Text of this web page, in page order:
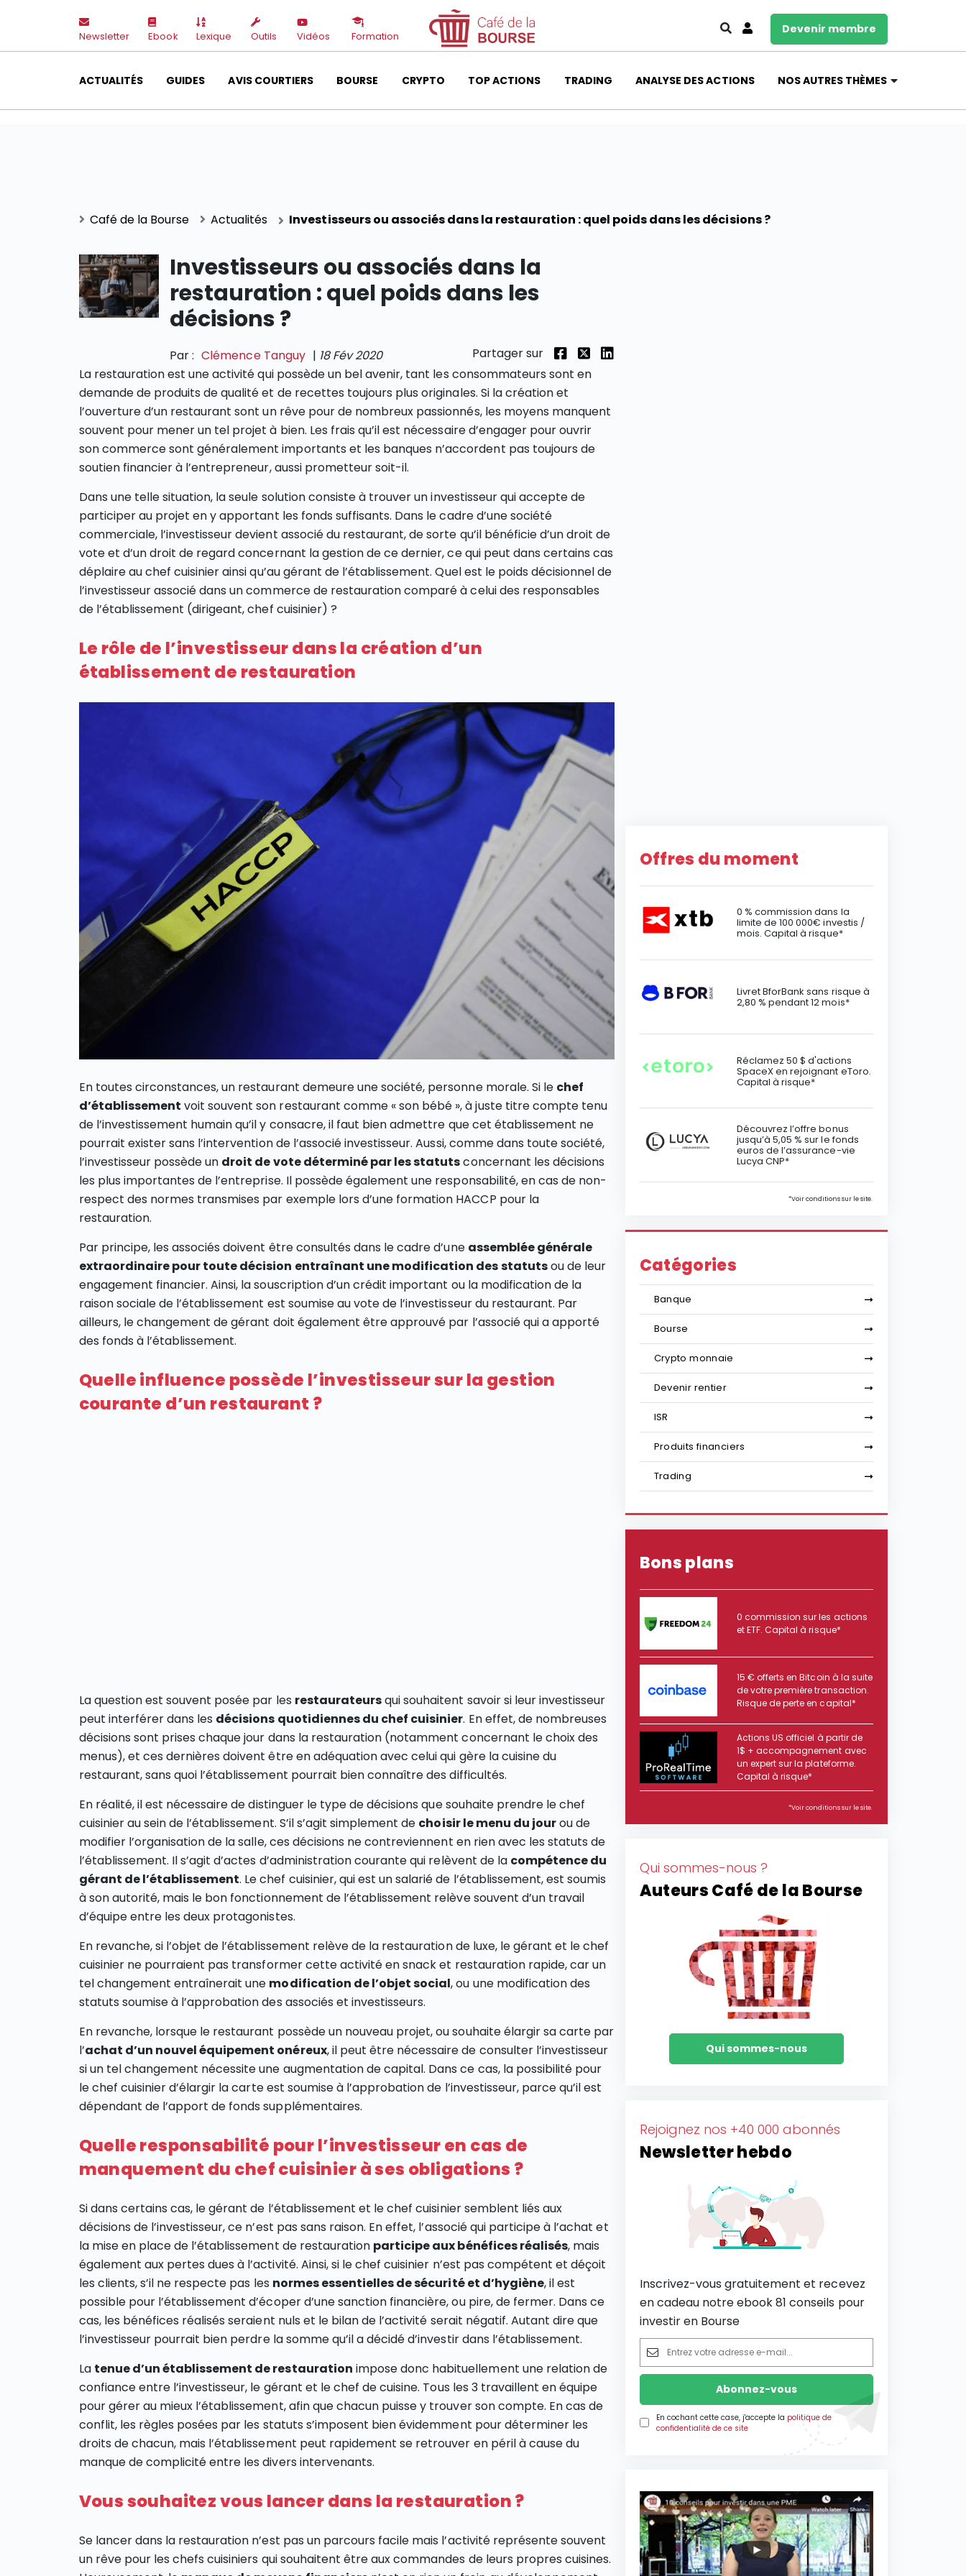
Newsletter Ebook Lexique Outils Vidéos Formation
Devenir membre
ACTUALITÉS GUIDES AVIS COURTIERS BOURSE CRYPTO TOP ACTIONS TRADING ANALYSE DES ACTIONS NOS AUTRES THÈMES
Café de la Bourse Actualités Investisseurs ou associés dans la restauration : quel poids dans les décisions ?
Investisseurs ou associés dans la
restauration : quel poids dans les
décisions ?
Par : Clémence Tanguy | 18 Fév 2020
Partager sur
La restauration est une activité qui possède un bel avenir, tant les consommateurs sont en
demande de produits de qualité et de recettes toujours plus originales. Si la création et
l’ouverture d’un restaurant sont un rêve pour de nombreux passionnés, les moyens manquent
souvent pour mener un tel projet à bien. Les frais qu’il est nécessaire d’engager pour ouvrir
son commerce sont généralement importants et les banques n’accordent pas toujours de
soutien financier à l’entrepreneur, aussi prometteur soit-il.
Dans une telle situation, la seule solution consiste à trouver un investisseur qui accepte de
participer au projet en y apportant les fonds suffisants. Dans le cadre d’une société
commerciale, l’investisseur devient associé du restaurant, de sorte qu’il bénéficie d’un droit de
vote et d’un droit de regard concernant la gestion de ce dernier, ce qui peut dans certains cas
déplaire au chef cuisinier ainsi qu’au gérant de l’établissement. Quel est le poids décisionnel de
l’investisseur associé dans un commerce de restauration comparé à celui des responsables
de l’établissement (dirigeant, chef cuisinier) ?
Le rôle de l’investisseur dans la création d’un
établissement de restauration
En toutes circonstances, un restaurant demeure une société, personne morale. Si le chef
d’établissement voit souvent son restaurant comme « son bébé », à juste titre compte tenu
de l’investissement humain qu’il y consacre, il faut bien admettre que cet établissement ne
pourrait exister sans l’intervention de l’associé investisseur. Aussi, comme dans toute société,
l’investisseur possède un droit de vote déterminé par les statutsconcernant les décisions
les plus importantes de l’entreprise. Il possède également une responsabilité, en cas de non-
respect des normes transmises par exemple lors d’une formation HACCP pour la
restauration.
Par principe, les associés doivent être consultés dans le cadre d’une assemblée générale
extraordinaire pour toute décision entraînant une modification des statutsou de leur
engagement financier. Ainsi, la souscription d’un crédit important ou la modification de la
raison sociale de l’établissement est soumise au vote de l’investisseur du restaurant. Par
ailleurs, le changement de gérant doit également être approuvé par l’associé qui a apporté
des fonds à l’établissement.
Quelle influence possède l’investisseur sur la gestion
courante d’un restaurant ?
La question est souvent posée par les restaurateursqui souhaitent savoir si leur investisseur
peut interférer dans les décisions quotidiennes du chef cuisinier. En effet, de nombreuses
décisions sont prises chaque jour dans la restauration (notamment concernant le choix des
menus), et ces dernières doivent être en adéquation avec celui qui gère la cuisine du
restaurant, sans quoi l’établissement pourrait bien connaître des difficultés.
En réalité, il est nécessaire de distinguer le type de décisions que souhaite prendre le chef
cuisinier au sein de l’établissement. S’il s’agit simplement de choisir le menu du jourou de
modifier l’organisation de la salle, ces décisions ne contreviennent en rien avec les statuts de
l’établissement. Il s’agit d’actes d’administration courante qui relèvent de la compétence du
gérant de l’établissement. Le chef cuisinier, qui est un salarié de l’établissement, est soumis
à son autorité, mais le bon fonctionnement de l’établissement relève souvent d’un travail
d’équipe entre les deux protagonistes.
En revanche, si l’objet de l’établissement relève de la restauration de luxe, le gérant et le chef
cuisinier ne pourraient pas transformer cette activité en snack et restauration rapide, car un
tel changement entraînerait une modification de l’objet social, ou une modification des
statuts soumise à l’approbation des associés et investisseurs.
En revanche, lorsque le restaurant possède un nouveau projet, ou souhaite élargir sa carte par
l’achat d’un nouvel équipement onéreux, il peut être nécessaire de consulter l’investisseur
si un tel changement nécessite une augmentation de capital. Dans ce cas, la possibilité pour
le chef cuisinier d’élargir la carte est soumise à l’approbation de l’investisseur, parce qu’il est
dépendant de l’apport de fonds supplémentaires.
Quelle responsabilité pour l’investisseur en cas de
manquement du chef cuisinier à ses obligations ?
Si dans certains cas, le gérant de l’établissement et le chef cuisinier semblent liés aux
décisions de l’investisseur, ce n’est pas sans raison. En effet, l’associé qui participe à l’achat et
la mise en place de l’établissement de restauration participe aux bénéfices réalisés, mais
également aux pertes dues à l’activité. Ainsi, si le chef cuisinier n’est pas compétent et déçoit
les clients, s’il ne respecte pas les normes essentielles de sécurité et d’hygiène, il est
possible pour l’établissement d’écoper d’une sanction financière, ou pire, de fermer. Dans ce
cas, les bénéfices réalisés seraient nuls et le bilan de l’activité serait négatif. Autant dire que
l’investisseur pourrait bien perdre la somme qu’il a décidé d’investir dans l’établissement.
La tenue d’un établissement de restauration impose donc habituellement une relation de
confiance entre l’investisseur, le gérant et le chef de cuisine. Tous les 3 travaillent en équipe
pour gérer au mieux l’établissement, afin que chacun puisse y trouver son compte. En cas de
conflit, les règles posées par les statuts s’imposent bien évidemment pour déterminer les
droits de chacun, mais l’établissement peut rapidement se retrouver en péril à cause du
manque de complicité entre les divers intervenants.
Vous souhaitez vous lancer dans la restauration ?
Se lancer dans la restauration n’est pas un parcours facile mais l’activité représente souvent
un rêve pour les chefs cuisiniers qui souhaitent être aux commandes de leurs propres cuisines.
Offres du moment
0 % commission dans la
limite de 100 000€ investis /
mois. Capital à risque*
Livret BforBank sans risque à
2,80 % pendant 12 mois*
Réclamez 50 $ d'actions
SpaceX en rejoignant eToro.
Capital à risque*
Découvrez l’offre bonus
jusqu’à 5,05 % sur le fonds
euros de l’assurance-vie
Lucya CNP*
*Voir conditions sur le site.
Catégories
Banque
Bourse
Crypto monnaie
Devenir rentier
ISR
Produits financiers
Trading
Bons plans
0 commission sur les actions
et ETF. Capital à risque*
15 € offerts en Bitcoin à la suite
de votre première transaction.
Risque de perte en capital*
Actions US officiel à partir de
1$ + accompagnement avec
un expert sur la plateforme.
Capital à risque*
*Voir conditions sur le site.
Qui sommes-nous ?
Auteurs Café de la Bourse
Qui sommes-nous
Rejoignez nos +40 000 abonnés
Newsletter hebdo
Inscrivez-vous gratuitement et recevez
en cadeau notre ebook 81 conseils pour
investir en Bourse
En cochant cette case, j'accepte la politique de
confidentialité de ce site